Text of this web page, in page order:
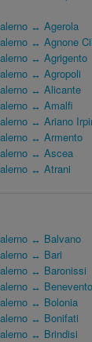
↔ Agerola
↔ Agnone
↔ Agrigento
↔ Agropoli
↔ Alicante
↔ Amalfi
↔ Ariano
↔ Armento
↔ Ascea
↔ Atrani
↔ Balvano
↔ Bari
↔ Baronissi
↔ Benevento
↔ Bolonia
↔ Bonifati
↔ Brindisi